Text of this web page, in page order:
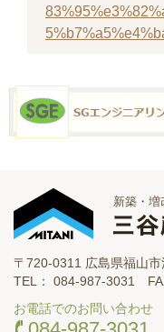
新築・増
〒720-0311 広島県福山
TEL： 084-987-3031
お電話でのお問い合わせ